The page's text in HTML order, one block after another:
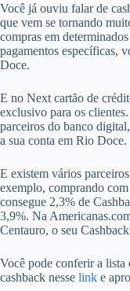
Você já ouviu falar de
que vem se tornando
compras em
pagamentos específicas,
Doce.
E no Next cartão de
exclusivo para os
parceiros do banco
a sua conta em Rio Doce.
E existem vários
exemplo, comprando
consegue 2,3% de
3,9%. Na
Centauro, o seu
Você pode conferir a lista
cashback nesse link e